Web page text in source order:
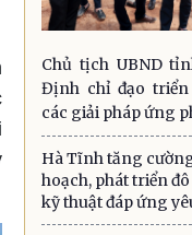
Chủ tịch UBND
Định chỉ đạo
các giải pháp ứng
lũ quét, sạt lở đất
biển
Hà Tĩnh tăng
hoạch, phát triển
kỹ thuật đáp ứng
chính quyền địa